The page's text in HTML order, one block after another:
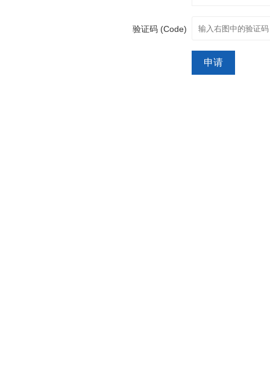
验证码 (Code)
申请